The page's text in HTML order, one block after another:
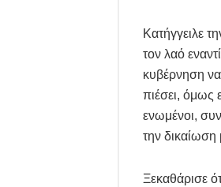
Κατήγγειλε
τον λαό
κυβέρνηση
πιέσει, όμως
ενωμένοι,
την δικαίωση
Ξεκαθάρισε